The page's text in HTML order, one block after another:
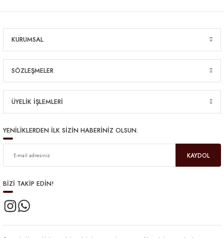
KURUMSAL
SÖZLEŞMELER
ÜYELİK İŞLEMLERİ
YENİLİKLERDEN İLK SİZİN HABERİNİZ OLSUN.
KAYDOL
BİZİ TAKİP EDİN!